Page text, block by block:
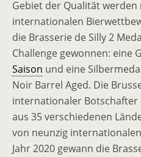
Gebiet der Qualität werden
internationalen
die Brasserie de Silly 2
Challenge gewonnen: eine
Saison und eine
Noir Barrel Aged. Die
internationaler Botschafter
aus 35 verschiedenen
von neunzig
Jahr 2020 gewann die